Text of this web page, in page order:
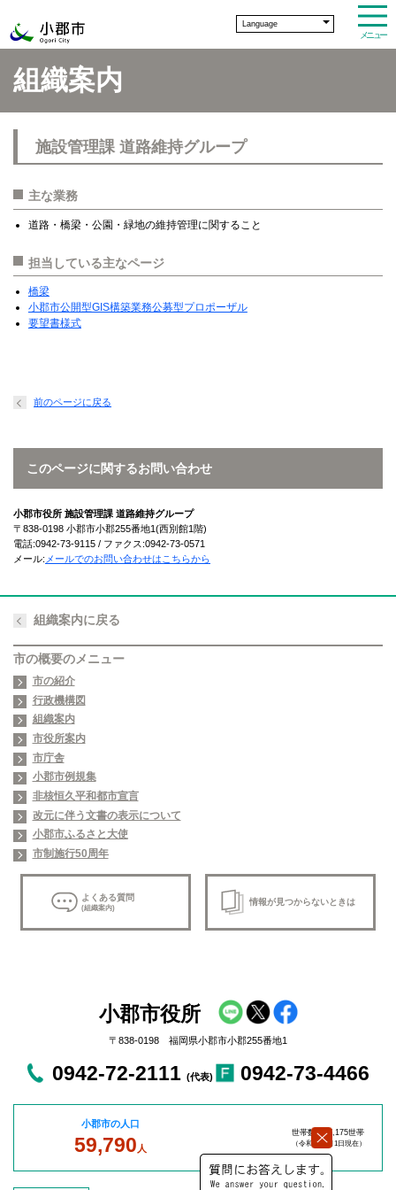
Language
メニュー
組織案内
施設管理課 道路維持グループ
主な業務
道路・橋梁・公園・緑地の維持管理に関すること
担当している主なページ
橋梁
小郡市公開型GIS構築業務公募型プロポーザル
要望書様式
前のページに戻る
このページに関するお問い合わせ
小郡市役所 施設管理課 道路維持グループ
〒838-0198 小郡市小郡255番地1(西別館1階)
電話:0942-73-9115 / ファクス:0942-73-0571
メール: メールでのお問い合わせはこちらから
組織案内に戻る
市の概要のメニュー
市の紹介
行政機構図
組織案内
市役所案内
市庁舎
小郡市例規集
非核恒久平和都市宣言
改元に伴う文書の表示について
小郡市ふるさと大使
市制施行50周年
よくある質問
(組織案内)
情報が見つからないときは
小郡市役所
〒838-0198 福岡県小郡市小郡255番地1
0942-72-2111 (代表) 0942-73-4466
小郡市の人口
59,790 人
世帯数：27,175世帯
（令和8年8月1日現在）